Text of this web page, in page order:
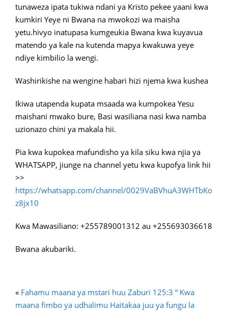
tunaweza ipata tukiwa ndani ya Kristo pekee yaani kwa
kumkiri Yeye ni Bwana na mwokozi wa maisha
yetu.hivyo inatupasa kumgeukia Bwana kwa kuyavua
matendo ya kale na kutenda mapya kwakuwa yeye
ndiye kimbilio la wengi.
Washirikishe na wengine habari hizi njema kwa kushea
Ikiwa utapenda kupata msaada wa kumpokea Yesu
maishani mwako bure, Basi wasiliana nasi kwa namba
uzionazo chini ya makala hii.
Pia kwa kupokea mafundisho ya kila siku kwa njia ya
WHATSAPP, jiunge na channel yetu kwa kupofya link hii
>>
https://whatsapp.com/channel/0029VaBVhuA3WHTbKo
z8jx10
Kwa Mawasiliano: +255789001312 au +255693036618
Bwana akubariki.
« Fahamu maana ya mstari huu Zaburi 125:3 “ Kwa
maana fimbo ya udhalimu Haitakaa juu ya fungu la